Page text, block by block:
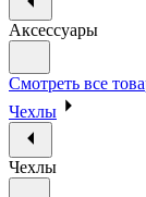
Аксессуары
Смотреть все
Чехлы
Чехлы